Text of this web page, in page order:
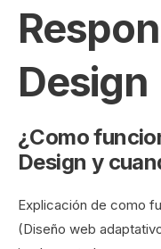
Design
¿Como
Design y
Explicación de como
(Diseño web